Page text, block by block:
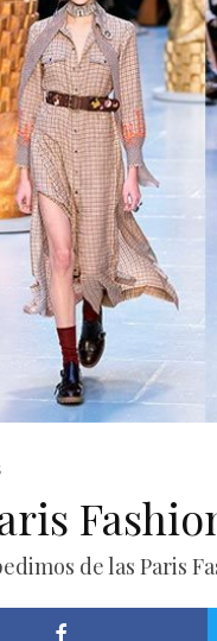
de las Paris